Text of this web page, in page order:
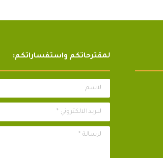
لمقترحاتكم واستفساراتكم:
الاسم
البريد الالكتروني *
الرسالة *